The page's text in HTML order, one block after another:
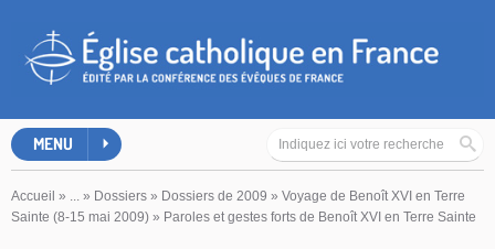
MENU
Accueil » ... » Dossiers » Dossiers de 2009 » Voyage de Benoît XVI en Terre
Sainte (8-15 mai 2009) » Paroles et gestes forts de Benoît XVI en Terre Sainte